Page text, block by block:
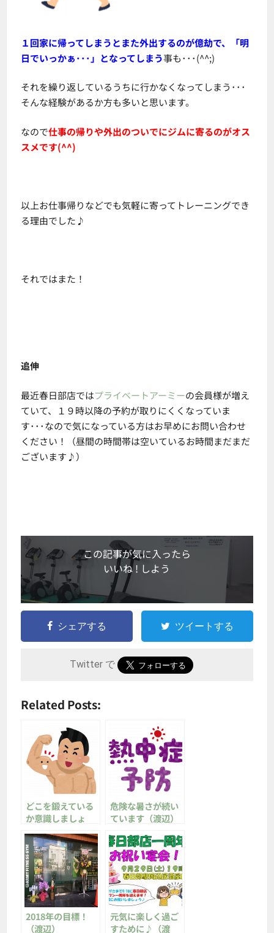
１回家に帰ってしまうとまた外出するのが億劫で、「明
日でいっかぁ･･･」となってしまう事も･･･(^^;)
それを繰り返しているうちに行かなくなってしまう･･･
そんな経験があるか方も多いと思います。
なので仕事の帰りや外出のついでにジムに寄るのがオス
スメです(^^)
以上お仕事帰りなどでも気軽に寄ってトレーニングでき
る理由でした♪
それではまた！
追伸
最近春日部店ではプライベートアーミーの会員様が増え
ていて、１９時以降の予約が取りにくくなっていま
す･･･なので気になっている方はお早めにお問い合わせ
ください！（昼間の時間帯は空いているお時間まだまだ
ございます♪）
この記事が気に入ったら
いいね ! しよう
シェアする ツイートする
Twitter で
Related Posts:
どこを鍛えている
か意識しましょ
う！（渡辺）
危険な暑さが続い
ています（渡辺）
2018年の目標！
（渡辺）
元気に楽しく過ご
すために♪（渡